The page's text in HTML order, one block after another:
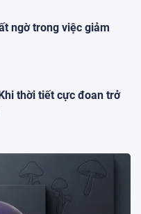
ngờ trong việc giảm
thời tiết cực đoan trở